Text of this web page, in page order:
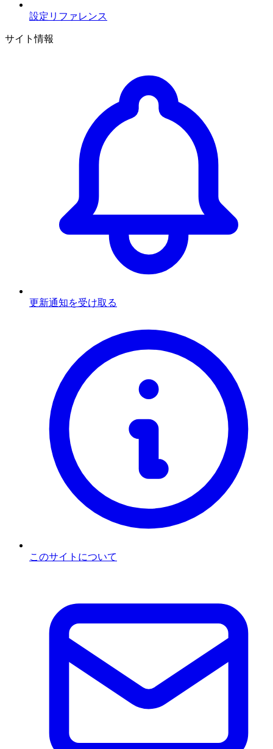
設定リファレンス
サイト情報
更新通知を受け取る
このサイトについて